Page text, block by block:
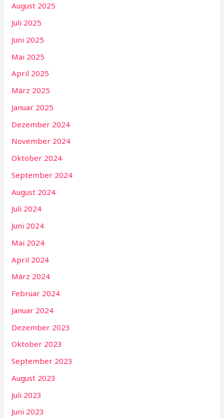
August 2025
Juli 2025
Juni 2025
Mai 2025
April 2025
März 2025
Januar 2025
Dezember 2024
November 2024
Oktober 2024
September 2024
August 2024
Juli 2024
Juni 2024
Mai 2024
April 2024
März 2024
Februar 2024
Januar 2024
Dezember 2023
Oktober 2023
September 2023
August 2023
Juli 2023
Juni 2023